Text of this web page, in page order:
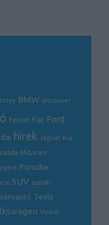
BMW crossover
Ferrari Fiat Ford
hírek Jaguar Kia
McLaren
Porsche
SUV suzuki
Tesla
Volvo